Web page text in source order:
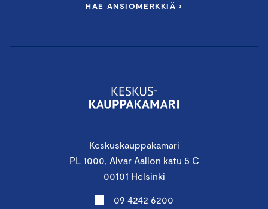
Keskuskauppakamari
PL 1000, Alvar Aallon katu 5 C
00101 Helsinki
09 4242 6200
HAE ANSIOMERKKIÄ ›